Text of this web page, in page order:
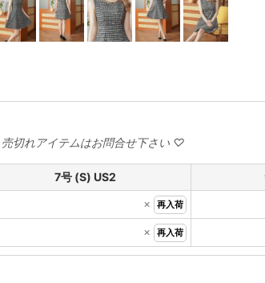
7号 (S) US2
× 再入荷
× 再入荷